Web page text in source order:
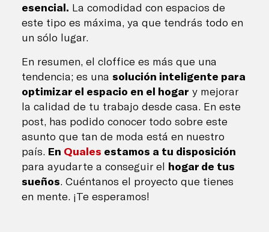
esencial. La comodidad con espacios de
este tipo es máxima, ya que tendrás todo en
un sólo lugar.
En resumen, el cloffice es más que una
tendencia; es una solución inteligente para
optimizar el espacio en el hogar y mejorar
la calidad de tu trabajo desde casa. En este
post, has podido conocer todo sobre este
asunto que tan de moda está en nuestro
país. En Quales estamos a tu disposición
para ayudarte a conseguir el hogar de tus
sueños. Cuéntanos el proyecto que tienes
en mente. ¡Te esperamos!